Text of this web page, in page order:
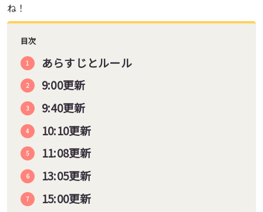
ね！
目次
あらすじとルール
9:00更新
9:40更新
10:10更新
11:08更新
13:05更新
15:00更新